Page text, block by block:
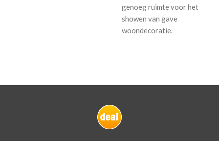
genoeg ruimte voor het
showen van gave
woondecoratie.